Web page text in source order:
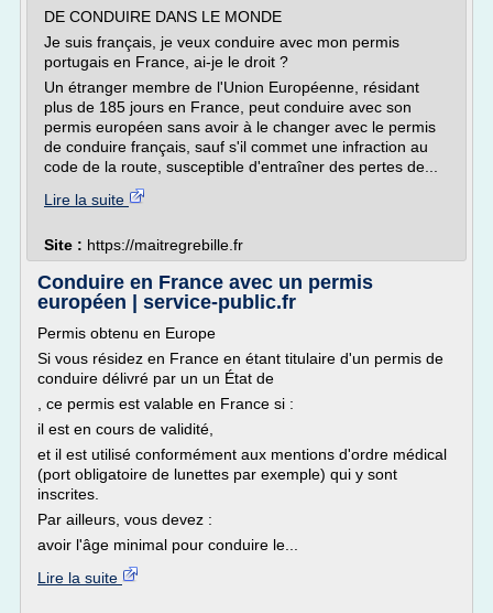
DE CONDUIRE DANS LE MONDE
Je suis français, je veux conduire avec mon permis
portugais en France, ai-je le droit ?
Un étranger membre de l'Union Européenne, résidant
plus de 185 jours en France, peut conduire avec son
permis européen sans avoir à le changer avec le permis
de conduire français, sauf s'il commet une infraction au
code de la route, susceptible d'entraîner des pertes de...
Lire la suite
Site : https://maitregrebille.fr
Conduire en France avec un permis
européen | service-public.fr
Permis obtenu en Europe
Si vous résidez en France en étant titulaire d'un permis de
conduire délivré par un un État de
, ce permis est valable en France si :
il est en cours de validité,
et il est utilisé conformément aux mentions d'ordre médical
(port obligatoire de lunettes par exemple) qui y sont
inscrites.
Par ailleurs, vous devez :
avoir l'âge minimal pour conduire le...
Lire la suite